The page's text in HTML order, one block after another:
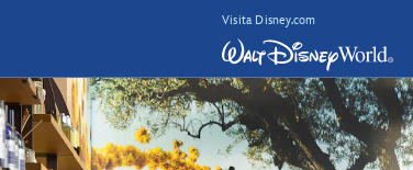
Visita Disney.com